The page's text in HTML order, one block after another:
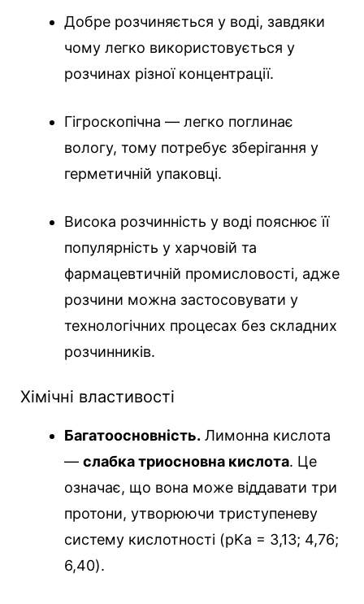
Добре розчиняється у воді, завдяки
чому легко використовується у
розчинах різної концентрації.
Гігроскопічна — легко поглинає
вологу, тому потребує зберігання у
герметичній упаковці.
Висока розчинність у воді пояснює її
популярність у харчовій та
фармацевтичній промисловості, адже
розчини можна застосовувати у
технологічних процесах без складних
розчинників.
Хімічні властивості
Багатоосновність. Лимонна кислота
— слабка триосновна кислота. Це
означає, що вона може віддавати три
протони, утворюючи триступеневу
систему кислотності (pKa = 3,13; 4,76;
6,40).